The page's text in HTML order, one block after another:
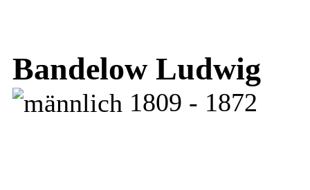
Bandelow Ludwig
1809 - 1872